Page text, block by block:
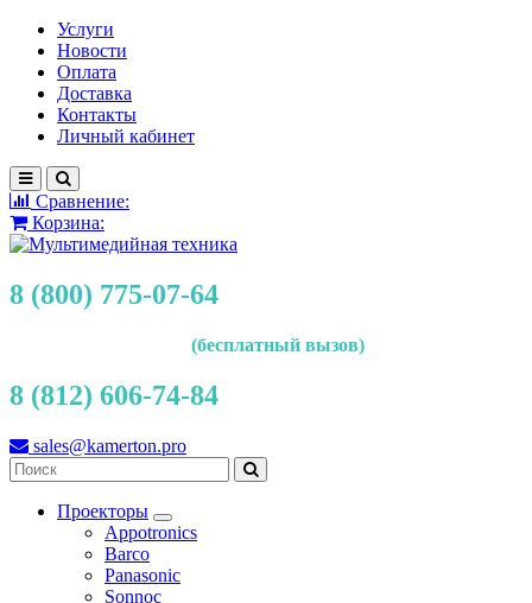
Услуги
Новости
Оплата
Доставка
Контакты
Личный кабинет
Сравнение:
Корзина:
8 (800) 775-07-64
(бесплатный вызов)
8 (812) 606-74-84
sales@kamerton.pro
Проекторы
Appotronics
Barco
Panasonic
Sonnoc